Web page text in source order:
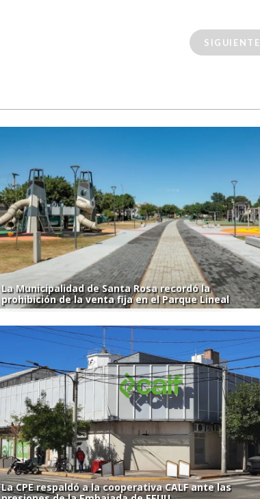
SIGUIENTE
La Municipalidad de Santa Rosa recordó la
prohibición de la venta fija en el Parque Lineal
La CPE respaldó a la cooperativa CALF ante las